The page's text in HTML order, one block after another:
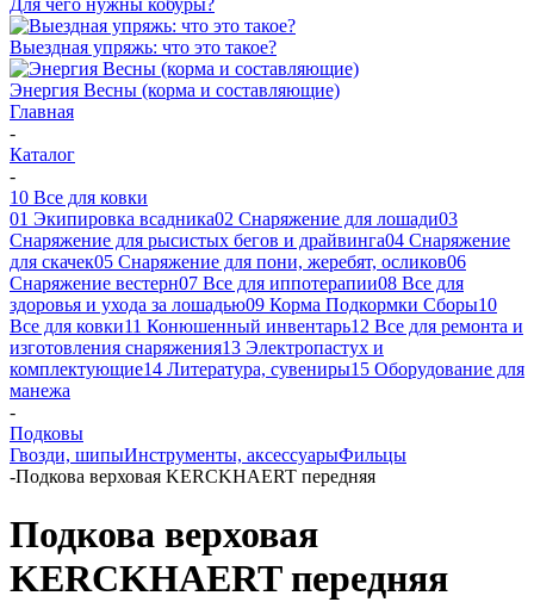
Для чего нужны кобуры?
Выездная упряжь: что это такое?
Энергия Весны (корма и составляющие)
Главная
-
Каталог
-
10 Все для ковки
01 Экипировка всадника02 Снаряжение для лошади03
Снаряжение для рысистых бегов и драйвинга04 Снаряжение
для скачек05 Снаряжение для пони, жеребят, осликов06
Снаряжение вестерн07 Все для иппотерапии08 Все для
здоровья и ухода за лошадью09 Корма Подкормки Сборы10
Все для ковки11 Конюшенный инвентарь12 Все для ремонта и
изготовления снаряжения13 Электропастух и
комплектующие14 Литература, сувениры15 Оборудование для
манежа
-
Подковы
Гвозди, шипыИнструменты, аксессуарыФильцы
-Подкова верховая KERCKHAERT передняя
Подкова верховая
KERCKHAERT передняя